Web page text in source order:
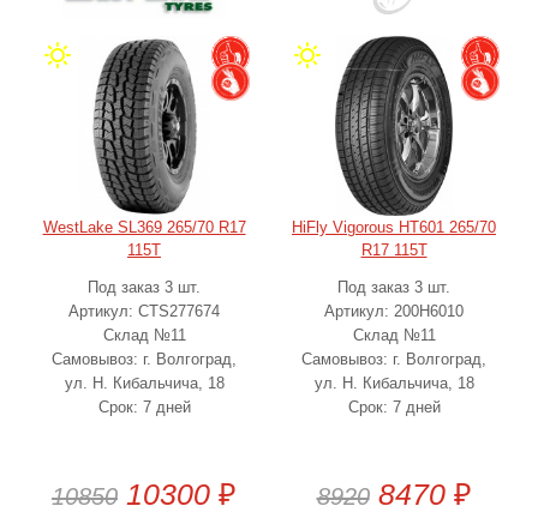
WestLake SL369 265/70 R17
115T
Под заказ 3 шт.
Артикул: CTS277674
Склад №11
Самовывоз: г. Волгоград,
ул. Н. Кибальчича, 18
Срок: 7 дней
10850 10300 ₽
HiFly Vigorous HT601 265/70
R17 115T
Под заказ 3 шт.
Артикул: 200H6010
Склад №11
Самовывоз: г. Волгоград,
ул. Н. Кибальчича, 18
Срок: 7 дней
8920 8470 ₽